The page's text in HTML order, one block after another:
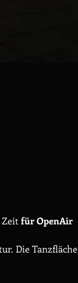
für OpenAir
Die Tanzfläche